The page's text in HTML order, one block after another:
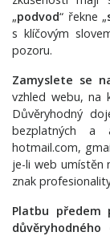
„podvod“ řekne „
s klíčovým
pozoru.
Zamyslete se
vzhled webu, na
Důvěryhodný
bezplatných a
hotmail.com,
je-li web umístěn
znak
Platbu předem
důvěryhodného